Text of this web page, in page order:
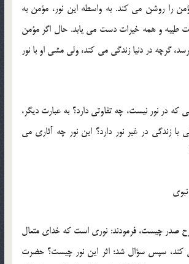
را روشن می کند. به واسطه این نور، مؤمن به
طیبه و همه خیرات دست می یابد. حال اگر مؤمن
گرچه در دنیا زندگی می کند، ولی مشی او با نور
كه در نور نیست، چه تفاوتی دارد؟ به عبارت دیگر،
با زندگی در غیر نور دارد؟ این نور چه آثاری می
صدر چیست، فرمودند: نوری است كه خدای متعال
کند، سپس سؤال شد: اثر این نور چیست؟ حضرت